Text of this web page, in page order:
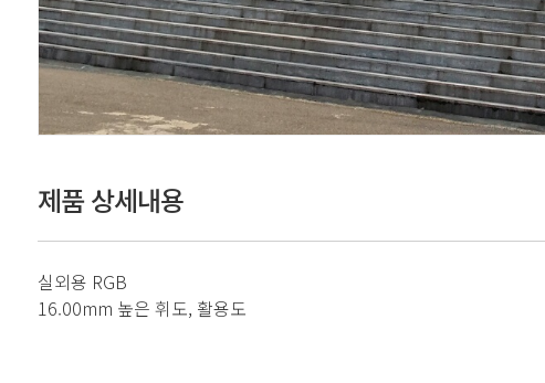
제품 상세내용
실외용 RGB
16.00mm 높은 휘도, 활용도